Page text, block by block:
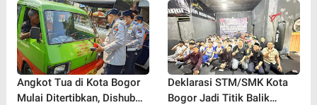
Vibes Positif!
Angkot Tua di Kota Bogor
Mulai Ditertibkan, Dishub
Deklarasi STM/SMK Kota
Bogor Jadi Titik Balik